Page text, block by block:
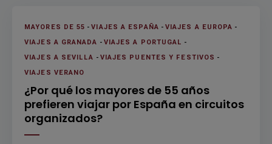
MAYORES DE 55 -VIAJES A ESPAÑA -VIAJES A EUROPA -
VIAJES A GRANADA -VIAJES A PORTUGAL -
VIAJES A SEVILLA -VIAJES PUENTES Y FESTIVOS -
VIAJES VERANO
¿Por qué los mayores de 55 años
prefieren viajar por España en circuitos
organizados?